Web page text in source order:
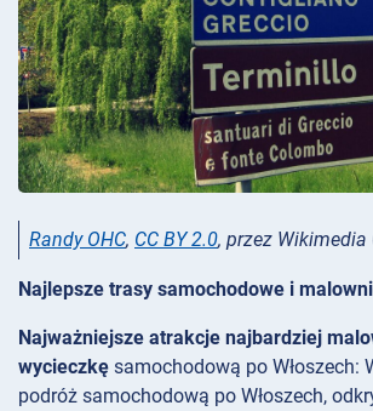
Randy OHC, CC BY 2.0, przez
Najlepsze trasy samochodowe i
Najważniejsze atrakcje najbardziej
wycieczkę samochodową po Włoszech:
podróż samochodową po Włoszech,